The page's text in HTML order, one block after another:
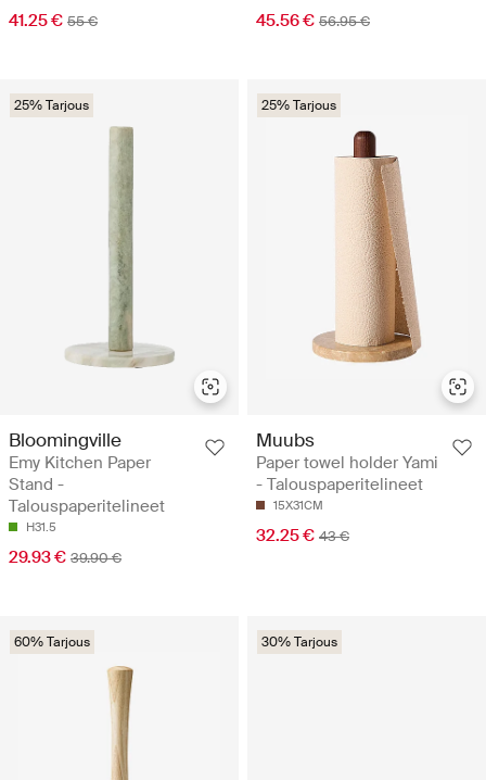
41.25 € 55 € 45.56 € 56.95 €
25% Tarjous
Bloomingville
Emy Kitchen Paper
Stand -
Talouspaperitelineet
H31.5
29.93 € 39.90 €
25% Tarjous
Muubs
Paper towel holder Yami
- Talouspaperitelineet
15X31CM
32.25 € 43 €
60% Tarjous 30% Tarjous